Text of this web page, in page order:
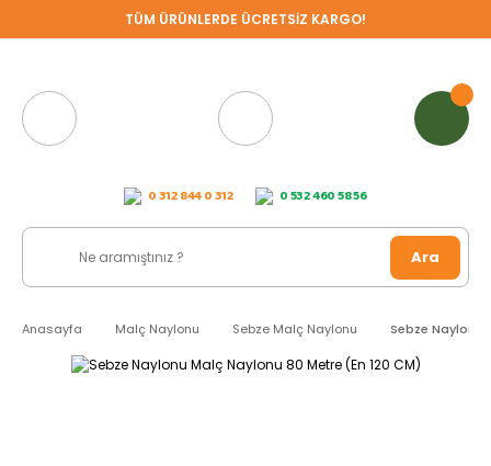
TÜM ÜRÜNLERDE ÜCRETSİZ KARGO!
0 312 844 0 312 0 532 460 58 56
Ara
Anasayfa Malç Naylonu Sebze Malç Naylonu Sebze Naylonu